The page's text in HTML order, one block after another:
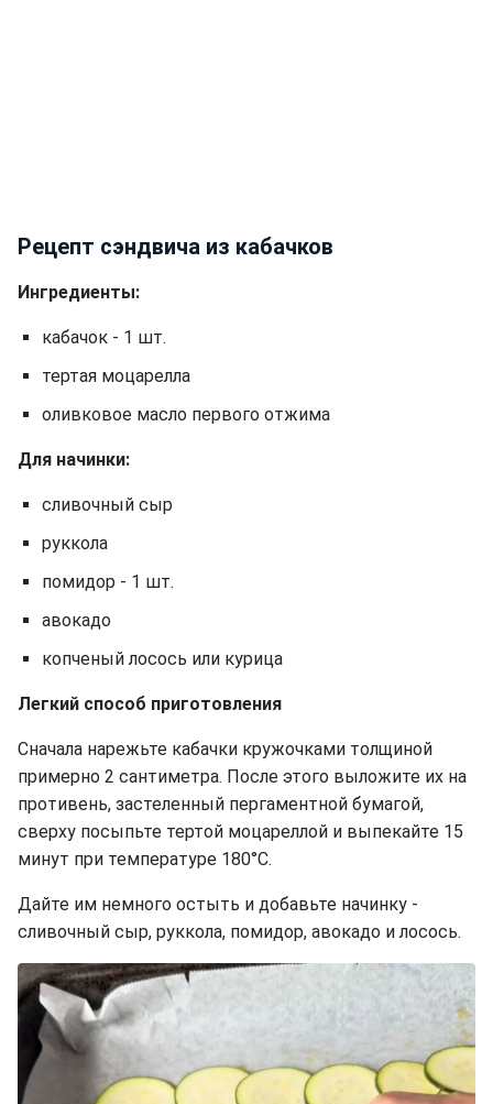
Рецепт сэндвича из кабачков
Ингредиенты:
кабачок - 1 шт.
тертая моцарелла
оливковое масло первого отжима
Для начинки:
сливочный сыр
руккола
помидор - 1 шт.
авокадо
копченый лосось или курица
Легкий способ приготовления
Сначала нарежьте кабачки кружочками толщиной
примерно 2 сантиметра. После этого выложите их на
противень, застеленный пергаментной бумагой,
сверху посыпьте тертой моцареллой и выпекайте 15
минут при температуре 180°C.
Дайте им немного остыть и добавьте начинку -
сливочный сыр, руккола, помидор, авокадо и лосось.